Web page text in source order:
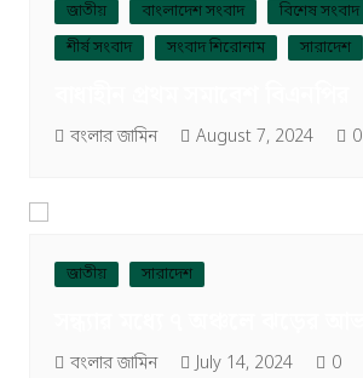
জাতীয় বাংলাদেশ সংবাদ বিশেষ সংবাদ
শীর্ষ সংবাদ
সংবাদ শিরোনাম সারাদেশ
বংলার জামিন August 7, 2024 0
জাতীয় সারাদেশ
বংলার জামিন July 14, 2024 0